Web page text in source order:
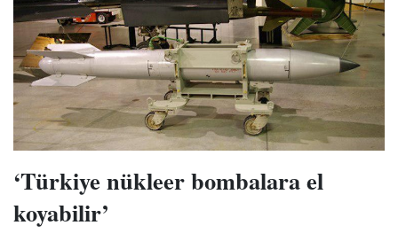
‘Türkiye nükleer bombalara el
koyabilir’​